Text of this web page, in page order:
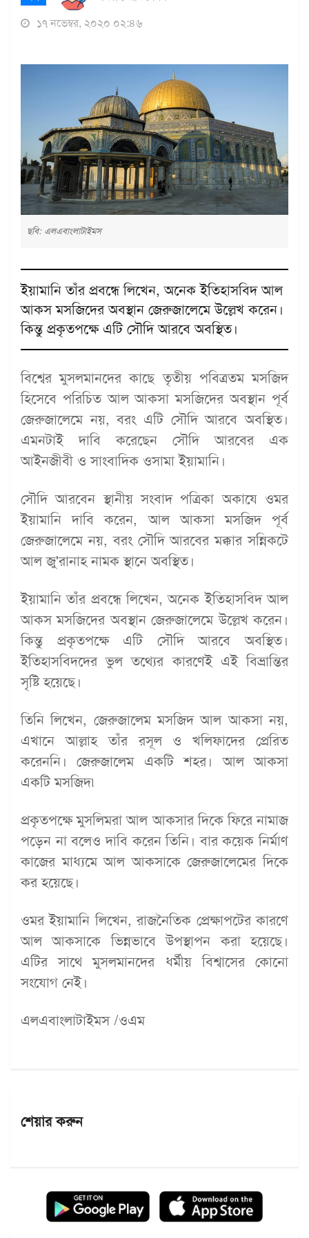
১৭ নভেম্বর, ২০২০ ০২:৪৬
ছবি: এলএবাংলাটাইমস
ইয়ামানি তাঁর প্রবন্ধে লিখেন, অনেক ইতিহাসবিদ আল
আকস মসজিদের অবস্থান জেরুজালেমে উল্লেখ করেন।
কিন্তু প্রকৃতপক্ষে এটি সৌদি আরবে অবস্থিত।
বিশ্বের মুসলমানদের কাছে তৃতীয় পবিত্রতম মসজিদ
হিসেবে পরিচিত আল আকসা মসজিদের অবস্থান পূর্ব
জেরুজালেমে নয়, বরং এটি সৌদি আরবে অবস্থিত।
এমনটাই দাবি করেছেন সৌদি আরবের এক
আইনজীবী ও সাংবাদিক ওসামা ইয়ামানি।
সৌদি আরবেন স্থানীয় সংবাদ পত্রিকা অকাযে ওমর
ইয়ামানি দাবি করেন, আল আকসা মসজিদ পূর্ব
জেরুজালেমে নয়, বরং সৌদি আরবের মক্কার সন্নিকটে
আল জু'রানাহ নামক স্থানে অবস্থিত।
ইয়ামানি তাঁর প্রবন্ধে লিখেন, অনেক ইতিহাসবিদ আল
আকস মসজিদের অবস্থান জেরুজালেমে উল্লেখ করেন।
কিন্তু প্রকৃতপক্ষে এটি সৌদি আরবে অবস্থিত।
ইতিহাসবিদদের ভুল তথ্যের কারণেই এই বিভ্রান্তির
সৃষ্টি হয়েছে।
তিনি লিখেন, জেরুজালেম মসজিদ আল আকসা নয়,
এখানে আল্লাহ তাঁর রসূল ও খলিফাদের প্রেরিত
করেননি। জেরুজালেম একটি শহর। আল আকসা
একটি মসজিদ৷
প্রকৃতপক্ষে মুসলিমরা আল আকসার দিকে ফিরে নামাজ
পড়েন না বলেও দাবি করেন তিনি। বার কয়েক নির্মাণ
কাজের মাধ্যমে আল আকসাকে জেরুজালেমের দিকে
কর হয়েছে।
ওমর ইয়ামানি লিখেন, রাজনৈতিক প্রেক্ষাপটের কারণে
আল আকসাকে ভিন্নভাবে উপস্থাপন করা হয়েছে।
এটির সাথে মুসলমানদের ধর্মীয় বিশ্বাসের কোনো
সংযোগ নেই।
এলএবাংলাটাইমস /ওএম
শেয়ার করুন